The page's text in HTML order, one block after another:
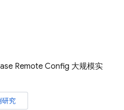
Remote Config 大规模实
究